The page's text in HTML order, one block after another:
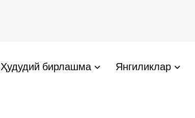
Ҳудудий бирлашма Янгиликлар